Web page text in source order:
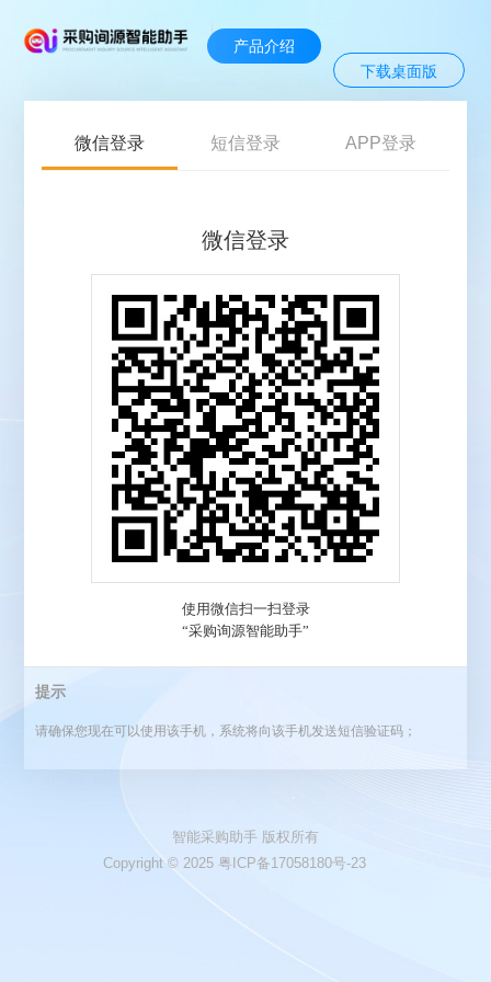
登录
产品介绍
下载桌面版
微信登录 短信登录 APP登录
提示
请确保您现在可以使用该手机，系统将向该手机发送短信验证码；
智能采购助手 版权所有
Copyright © 2025 粤ICP备17058180号-23